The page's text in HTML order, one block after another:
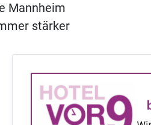
Mannheim
stärker